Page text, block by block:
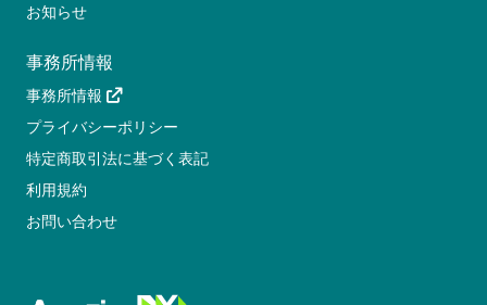
お知らせ
事務所情報
事務所情報
プライバシーポリシー
特定商取引法に基づく表記
利用規約
お問い合わせ